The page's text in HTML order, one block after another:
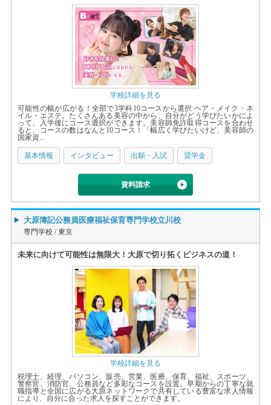
学校詳細を見る
可能性の幅が広がる！全部で3学科10コースから選択 ヘア・メイク・ネ
イル・エステ。たくさんある美容の中から、自分がどう学びたいかによ
って、入学後にコース選択ができます。美容師免許取得コースを合わせ
ると、コースの数はなんと10コース！「幅広く学びたいけど、美容師の
国家資...
基本情報 インタビュー 出願・入試 奨学金
資料請求
大原簿記公務員医療福祉保育専門学校立川校
専門学校 /東京
未来に向けて可能性は無限大！大原で切り拓くビジネスの道！
学校詳細を見る
税理士、経理、パソコン、販売、営業、医療、保育、福祉、スポーツ、
警察官、消防官、公務員など多彩なコースを設置。早期からの丁寧な就
職指導と全国に広がる大原ネットワークで共有している豊富な求人情報
により、自分に合った求人を探すことができます。